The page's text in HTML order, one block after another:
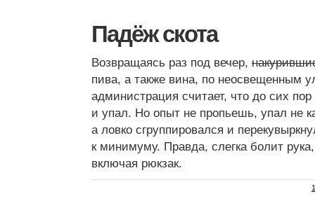
Падёж скота
Возвращаясь раз под вечер,
пива, а также вина, по неосвещенным
администрация считает, что до сих
и упал. Но опыт не пропьешь, упал не
а ловко сгруппировался и
к минимуму. Правда, слегка болит
включая рюкзак.